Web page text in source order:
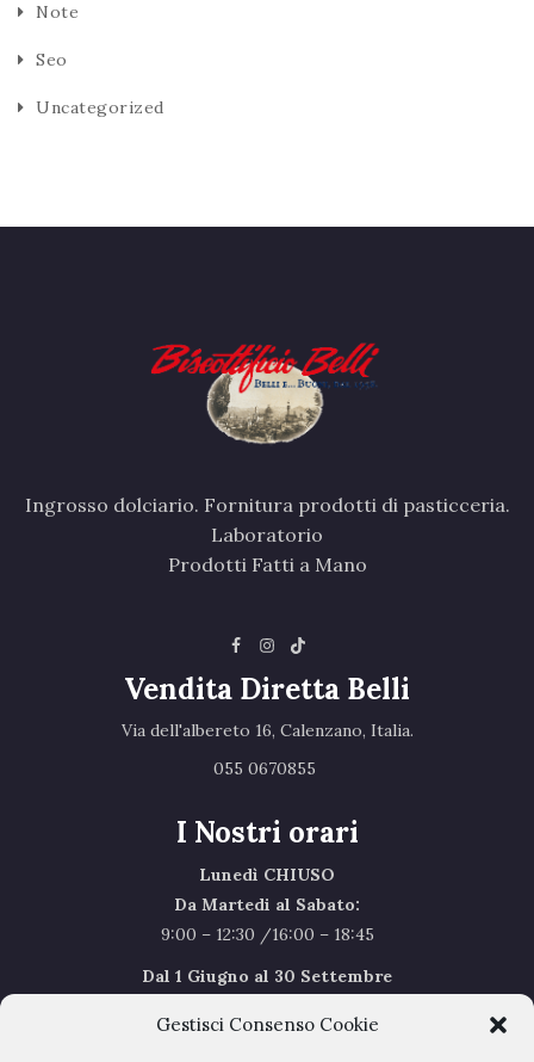
Gestisci Consenso Cookie
Note
Seo
Uncategorized
Ingrosso dolciario. Fornitura prodotti di pasticceria.
Laboratorio
Prodotti Fatti a Mano
Vendita Diretta Belli
Via dell'albereto 16, Calenzano, Italia.‎
055 0670855 ‎
I Nostri orari
Lunedì CHIUSO
Da Martedi al Sabato:
9:00 – 12:30 /16:00 – 18:45
Dal 1 Giugno al 30 Settembre
Sabato Agosto Chiusi